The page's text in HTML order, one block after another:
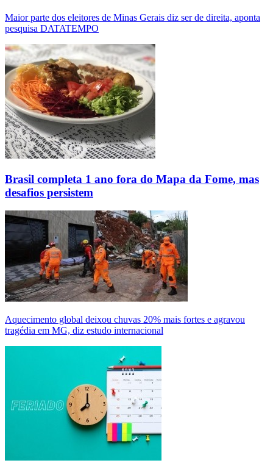
Maior parte dos eleitores de Minas Gerais diz ser de direita, aponta
pesquisa DATATEMPO
Brasil completa 1 ano fora do Mapa da Fome, mas
desafios persistem
Aquecimento global deixou chuvas 20% mais fortes e agravou
tragédia em MG, diz estudo internacional